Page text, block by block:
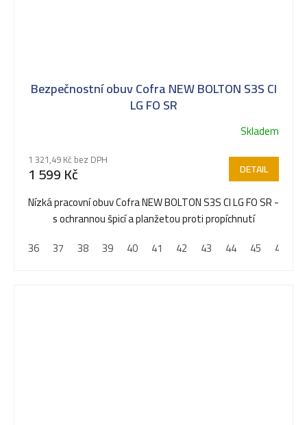
Bezpečnostní obuv Cofra NEW BOLTON S3S CI
LG FO SR
Skladem
1 321,49 Kč bez DPH
1 599 Kč DETAIL
Nízká pracovní obuv Cofra NEW BOLTON S3S CI LG FO SR -
s ochrannou špicí a planžetou proti propíchnutí
36
37 38 39 40 41 42 43 44 45 46